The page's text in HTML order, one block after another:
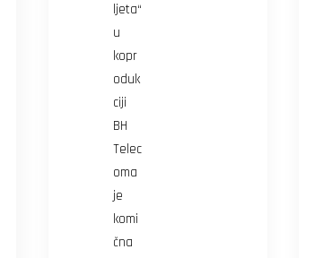
ljeta“
u
kopr
oduk
ciji
BH
Telec
oma
je
komi
čna